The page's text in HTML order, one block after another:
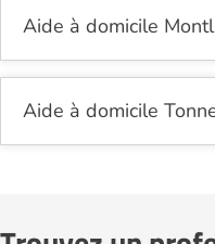
Aide à domicile
Aide à domicile